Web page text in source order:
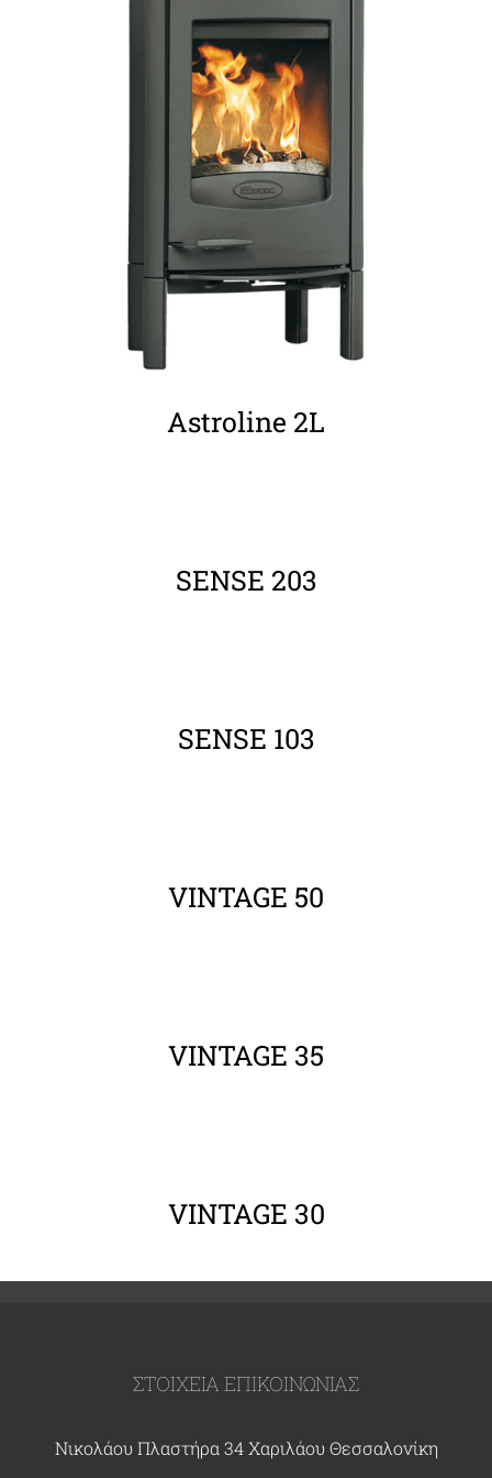
ΛΕΠΤΟΜΈΡΕΙΕΣ
Astroline 2L
SENSE 203
SENSE 103
VINTAGE 50
VINTAGE 35
VINTAGE 30
ΣΤΟΙΧΕΙΑ ΕΠΙΚΟΙΝΩΝΙΑΣ
Νικολάου Πλαστήρα 34 Χαριλάου Θεσσαλονίκη